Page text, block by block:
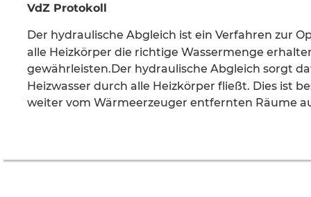
VdZ Protokoll
Der hydraulische Abgleich ist ein Verfahren zur
alle Heizkörper die richtige Wassermenge
gewährleisten.Der hydraulische Abgleich sorgt
Heizwasser durch alle Heizkörper fließt. Dies ist
weiter vom Wärmeerzeuger entfernten Räume